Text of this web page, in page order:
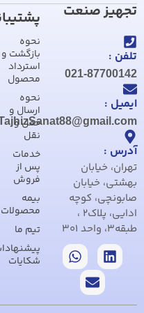
تجهیز صنعت
تلفن :
021-87700142
ایمیل :
آدرس :
تهران، خیابان
بهشتی، خیابان
صابونچی، کوچه
ادایی، پلاک2 ،
طبقه3، واحد 301
نحوه
بازگشت و
استرداد
محصول
نحوه
ارسال و
حمل و
نقل
خدمات
پس از
فروش
بیمه
محصولات
تیم ما
شکایات